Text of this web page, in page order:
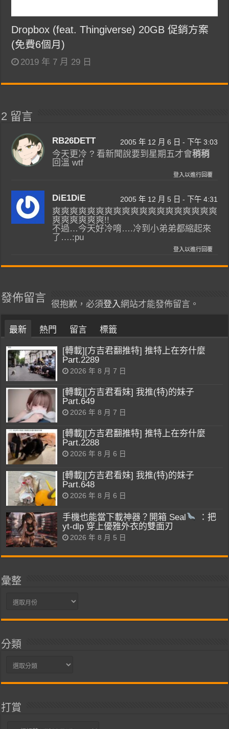
Dropbox (feat. Thingiverse) 20GB 促銷方案
(免費6個月)
2019 年 7 月 29 日
2 留言
RB26DETT 2005 年 12 月 6 日 - 下午 3:03
今天更冷 ? 看新聞說要到星期五才會稍稍
回溫 wtf
登入以進行回覆
DiE1DiE 2005 年 12 月 5 日 - 下午 4:31
爽爽爽爽爽爽爽爽爽爽爽爽爽爽爽爽爽爽爽
爽爽爽爽爽爽!!
不過…今天好冷唷….冷到小弟弟都縮起來
了….:pu
登入以進行回覆
發佈留言
很抱歉，必須登入網站才能發佈留言。
最新 熱門 留言 標籤
[轉載][方吉君翻推特] 推特上在夯什麼
Part.2289
2026 年 8 月 7 日
[轉載][方吉君看妹] 我推(特)的妹子
Part.649
2026 年 8 月 7 日
[轉載][方吉君翻推特] 推特上在夯什麼
Part.2288
2026 年 8 月 6 日
[轉載][方吉君看妹] 我推(特)的妹子
Part.648
2026 年 8 月 6 日
手機也能當下載神器？開箱 Seal
：把
yt-dlp 穿上優雅外衣的雙面刃
2026 年 8 月 5 日
彙整
彙
分類
分
打賞